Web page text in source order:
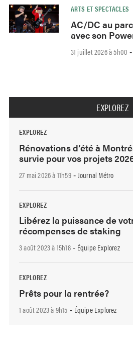
ARTS ET SPECTACLES
AC/DC au
avec son
31 juillet 2026 à 5h00
EXPLOREZ
EXPLOREZ
Rénovations d’été à
survie pour vos projets
27 mai 2026 à 11h59- Journal Métro
EXPLOREZ
Libérez la puissance de
récompenses de staking
3 août 2023 à 15h18- Équipe Explorez
EXPLOREZ
Prêts pour la rentrée?
1 août 2023 à 9h15 - Équipe Explorez